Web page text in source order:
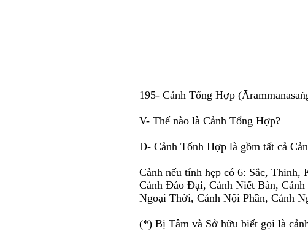
195- Cảnh Tổng Hợp
V- Thế nào là Cảnh Tổng Hợp?
Ð- Cảnh Tổnh Hợp là gồm tất cả
Cảnh nếu tính hẹp có 6: Sắc,
Cảnh Ðáo Ðại, Cảnh Niết Bàn,
Ngoại Thời, Cảnh Nội Phần, Cảnh
(*) Bị Tâm và Sở hữu biết gọi là